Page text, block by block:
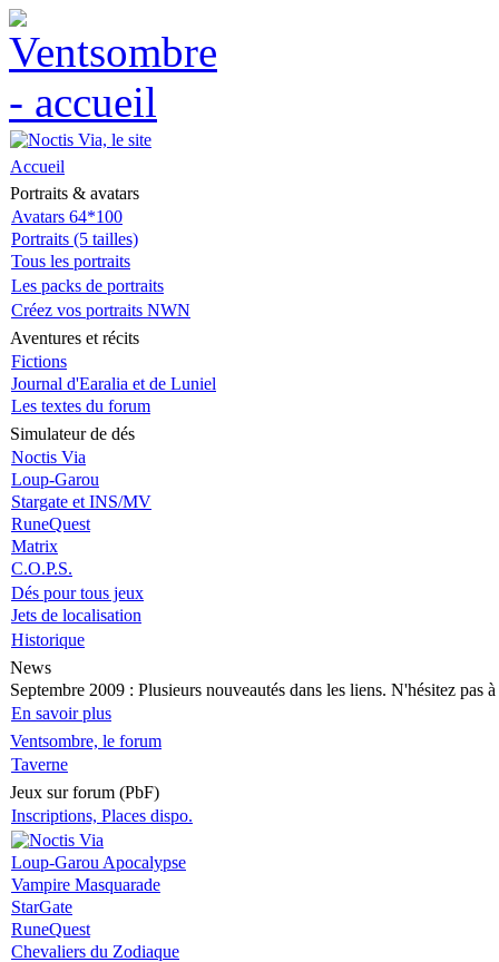
Accueil
Portraits & avatars
Avatars 64*100
Portraits (5 tailles)
Tous les portraits
Les packs de portraits
Créez vos portraits NWN
Aventures et récits
Fictions
Journal d'Earalia et de Luniel
Les textes du forum
Simulateur de dés
Noctis Via
Loup-Garou
Stargate et INS/MV
RuneQuest
Matrix
C.O.P.S.
Dés pour tous jeux
Jets de localisation
Historique
News
Septembre 2009 : Plusieurs nouveautés dans les liens. N'hésitez pas
En savoir plus
Ventsombre, le forum
Taverne
Jeux sur forum (PbF)
Inscriptions, Places dispo.
Loup-Garou Apocalypse
Vampire Masquarade
StarGate
RuneQuest
Chevaliers du Zodiaque